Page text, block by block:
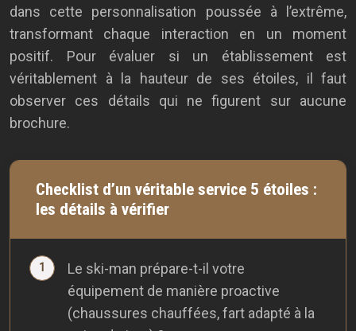
dans cette personnalisation poussée à l’extrême,
transformant chaque interaction en un moment
positif. Pour évaluer si un établissement est
véritablement à la hauteur de ses étoiles, il faut
observer ces détails qui ne figurent sur aucune
brochure.
Checklist d’un véritable service 5 étoiles :
les détails à vérifier
Le ski-man prépare-t-il votre
équipement de manière proactive
(chaussures chauffées, fart adapté à la